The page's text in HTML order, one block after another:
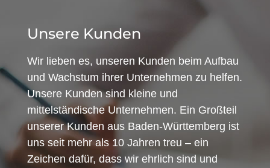
Unsere Kunden
Wir lieben es, unseren Kunden beim Aufbau
und Wachstum ihrer Unternehmen zu helfen.
Unsere Kunden sind kleine und
mittelständische Unternehmen. Ein Großteil
unserer Kunden aus Baden-Württemberg ist
uns seit mehr als 10 Jahren treu – ein
Zeichen dafür, dass wir ehrlich sind und